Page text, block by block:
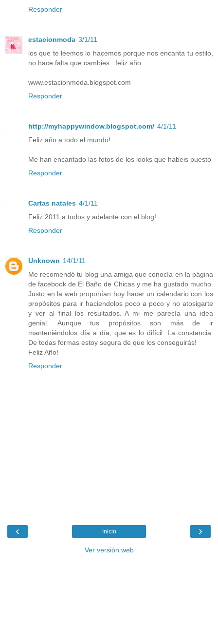
Responder
estacionmoda 3/1/11
los que te leemos lo hacemos porque nos encanta tu estilo,
no hace falta que cambies...feliz año
www.estacionmoda.blogspot.com
Responder
http://myhappywindow.blogspot.com/ 4/1/11
Feliz año a todo el mundo!
Me han encantado las fotos de los looks que habeis puesto
Responder
Cartas natales 4/1/11
Feliz 2011 a todos y adelante con el blog!
Responder
Unknown 14/1/11
Me recomendó tu blog una amiga que conocía en la página
de facebook de El Baño de Chicas y me ha gustado mucho.
Justo en la web proponían hoy hacer un calendario con los
propósitos para ir haciendolos poco a poco y no atosigarte
y ver al final los resultados. A mi me parecía una idea
genial. Aunque tus propósitos son más de ir
manteniéndolos día a día, que es lo difícil. La constancia.
De todas formas estoy segura de que los conseguirás!
Feliz Año!
Responder
‹ ›
Inicio
Ver versión web